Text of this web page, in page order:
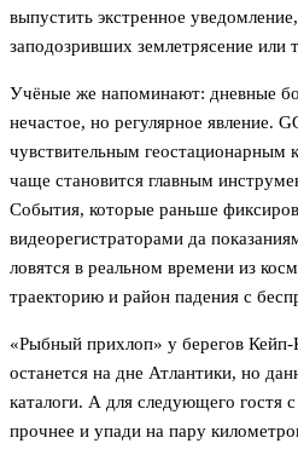
выпустить экстренное
заподозривших землетрясение или
Учёные же напоминают: дневные
нечастое, но регулярное явление.
чувствительным геостационарным
чаще становится главным
События, которые раньше
видеорегистраторами да
ловятся в реальном времени из
траекторию и район падения с
«Рыбный прихлоп» у берегов
останется на дне Атлантики, но
каталоги. А для следующего гостя
прочнее и упади на пару